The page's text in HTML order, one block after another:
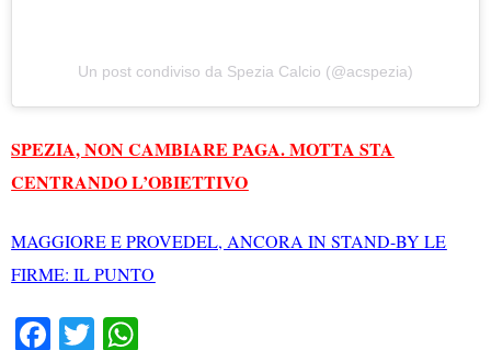
Un post condiviso da Spezia Calcio (@acspezia)
SPEZIA, NON CAMBIARE PAGA. MOTTA STA
CENTRANDO L’OBIETTIVO
MAGGIORE E PROVEDEL, ANCORA IN STAND-BY LE
FIRME: IL PUNTO
Fa T